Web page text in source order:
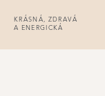
KRÁSNÁ, ZDRAVÁ
A ENERGICKÁ